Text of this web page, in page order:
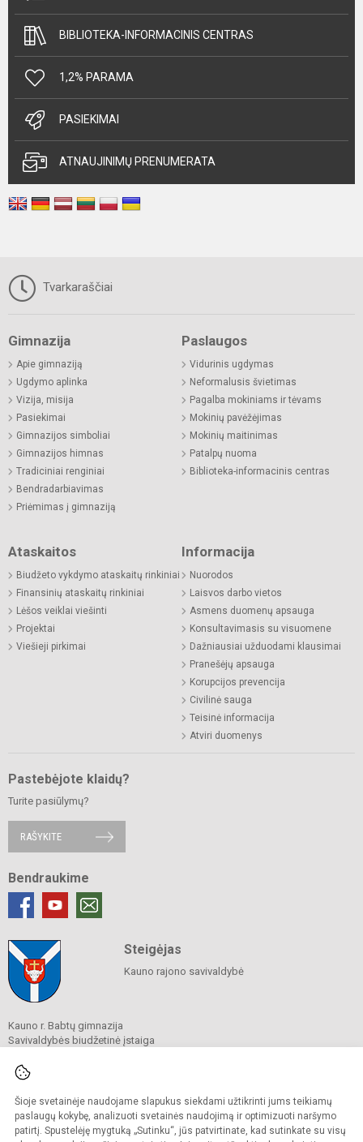
Šioje svetainėje naudojame slapukus siekdami užtikrinti jums teikiamų
paslaugų kokybę, analizuoti svetainės naudojimą ir optimizuoti naršymo
patirtį. Spustelėję mygtuką „Sutinku“, jūs patvirtinate, kad sutinkate su visų
BIBLIOTEKA-INFORMACINIS CENTRAS
1,2% PARAMA
PASIEKIMAI
ATNAUJINIMŲ PRENUMERATA
Tvarkaraščiai
Gimnazija
Apie gimnaziją
Ugdymo aplinka
Vizija, misija
Pasiekimai
Gimnazijos simboliai
Gimnazijos himnas
Tradiciniai renginiai
Bendradarbiavimas
Priėmimas į gimnaziją
Paslaugos
Vidurinis ugdymas
Neformalusis švietimas
Pagalba mokiniams ir tėvams
Mokinių pavėžėjimas
Mokinių maitinimas
Patalpų nuoma
Biblioteka-informacinis centras
Ataskaitos
Biudžeto vykdymo ataskaitų rinkiniai
Finansinių ataskaitų rinkiniai
Lėšos veiklai viešinti
Projektai
Viešieji pirkimai
Informacija
Nuorodos
Laisvos darbo vietos
Asmens duomenų apsauga
Konsultavimasis su visuomene
Dažniausiai užduodami klausimai
Pranešėjų apsauga
Korupcijos prevencija
Civilinė sauga
Teisinė informacija
Atviri duomenys
Pastebėjote klaidų?
Turite pasiūlymų?
RAŠYKITE
Bendraukime
Steigėjas
Kauno rajono savivaldybė
Kauno r. Babtų gimnazija
Savivaldybės biudžetinė įstaiga
Tel./ faks.
El. p.
Duomenys kaupiami ir saugomi
Juridinių asmenų registre
Įmonės kodas 191089878